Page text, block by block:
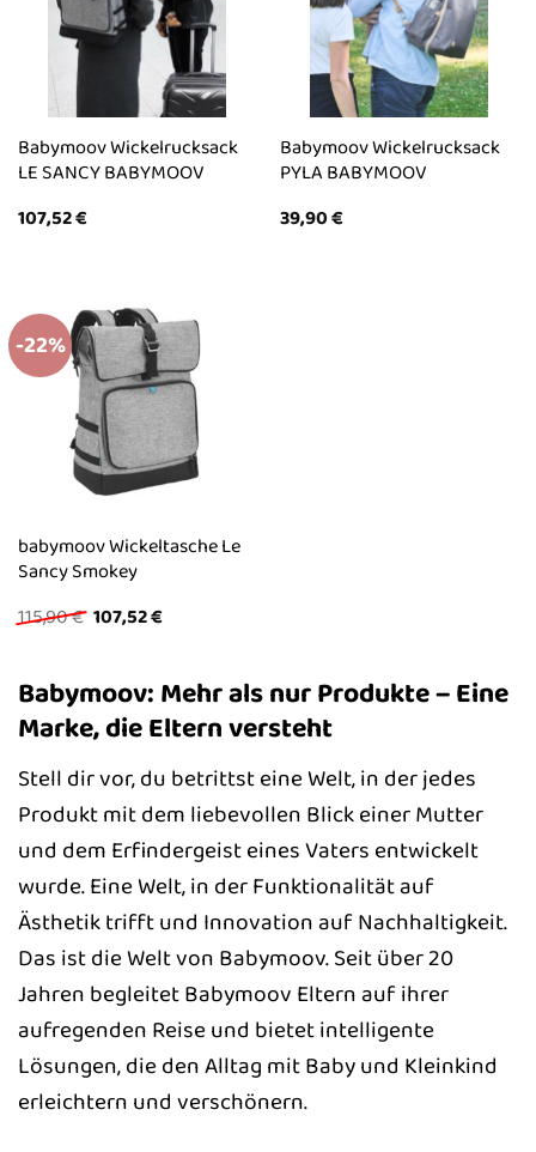
Babymoov Wickelrucksack
LE SANCY BABYMOOV
107,52€
Babymoov Wickelrucksack
PYLA BABYMOOV
39,90€
-22%
babymoov Wickeltasche Le
Sancy Smokey
115,90€ Ursprünglicher
Preis
107,52€Aktueller
Babymoov: Mehr als nur Produkte – Eine
Marke, die Eltern versteht
Stell dir vor, du betrittst eine Welt, in der jedes
Produkt mit dem liebevollen Blick einer Mutter
und dem Erfindergeist eines Vaters entwickelt
wurde. Eine Welt, in der Funktionalität auf
Ästhetik trifft und Innovation auf Nachhaltigkeit.
Das ist die Welt von Babymoov. Seit über 20
Jahren begleitet Babymoov Eltern auf ihrer
aufregenden Reise und bietet intelligente
Lösungen, die den Alltag mit Baby und Kleinkind
erleichtern und verschönern.